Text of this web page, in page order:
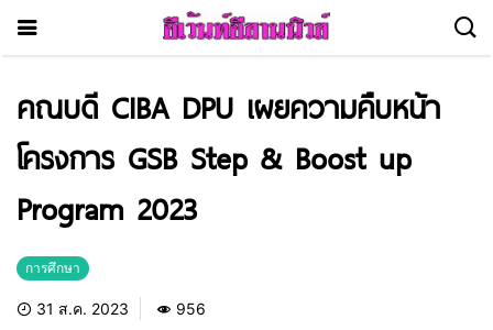
คณบดี CIBA DPU เผยความคืบหน้า
โครงการ GSB Step & Boost up
Program 2023
การศึกษา
31 ส.ค. 2023 956